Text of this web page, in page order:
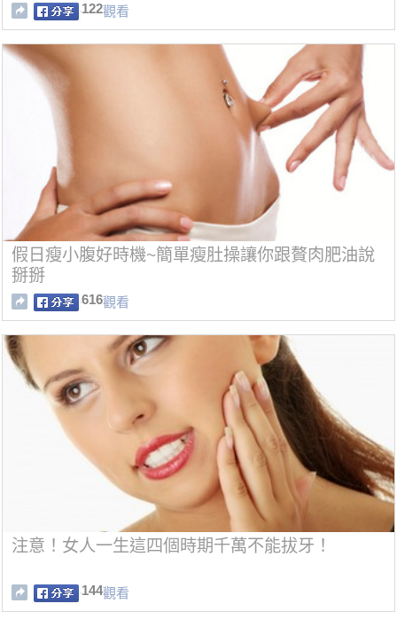
122觀看
假日瘦小腹好時機~簡單瘦肚操讓你跟贅肉肥油說
掰掰
616觀看
注意！女人一生這四個時期千萬不能拔牙！
144觀看